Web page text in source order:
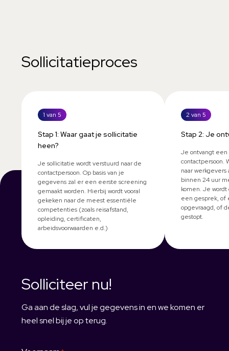
Sollicitatieproces
1 van 5
Stap 1: Waar gaat je sollicitatie
heen?
Je sollicitatie wordt verstuurd naar de
contactpersoon. Op basis van je
gegevens zal er een eerste screening
gemaakt worden. Hierbij wordt vooral
gekeken naar de meest essentiële
competenties (zoals reisafstand,
opleiding, certificaten,
arbeidsvoorwaarden e.d.)
2 van 5
Stap 2: Je
Je ontvangt
contactpersoon.
naar werkgevers
binnen 24 uur
komen. Je
een gesprek, of
opgevraagd, of
gestopt.
Solliciteer nu!
Ga aan de slag, vul je gegevens in en we komen er
heel snel bij je op terug.